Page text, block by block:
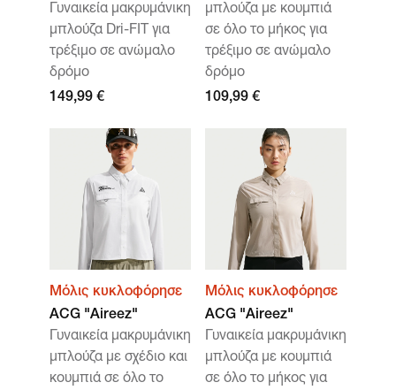
Γυναικεία μακρυμάνικη
μπλούζα Dri-FIT για
τρέξιμο σε ανώμαλο
δρόμο
149,99 €
μπλούζα με κουμπιά
σε όλο το μήκος για
τρέξιμο σε ανώμαλο
δρόμο
109,99 €
Μόλις κυκλοφόρησε
ACG "Aireez"
Γυναικεία μακρυμάνικη
μπλούζα με σχέδιο και
κουμπιά σε όλο το
Μόλις κυκλοφόρησε
ACG "Aireez"
Γυναικεία μακρυμάνικη
μπλούζα με κουμπιά
σε όλο το μήκος για